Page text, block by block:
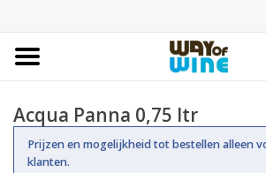
Bestellingen
Acqua Panna 0,75 ltr
Prijzen en mogelijkheid tot bestellen alleen
klanten.